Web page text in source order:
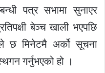
पत्र सभामा सुनाएर
बेञ्च खाली भएपछि
छ मिनेटमै अर्को सूचना
गर्नुभएको हो ।